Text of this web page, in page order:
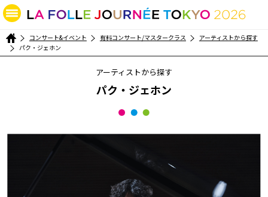
コンサート&イベント 有料コンサート/マスタークラス
アーティストから探す
パク・ジェホン
アーティストから探す
パク・ジェホン